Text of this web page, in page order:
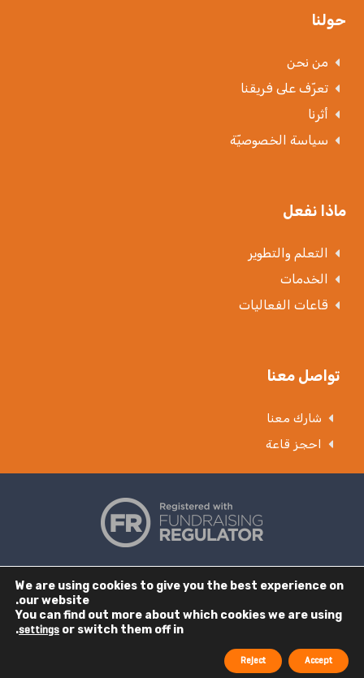
حولنا
من نحن
تعرّف على فريقنا
أثرنا
سياسة الخصوصيّة
ماذا نفعل
التعلم والتطوير
الخدمات
قاعات الفعاليات
تواصل معنا
شارك معنا
احجز قاعة
التسجيل في OSCR: SC042020. المقر الرئيسي: 19 ريا ستريت ساوث، ديغبيث،
برمنغهام، B5 6LB، المملكة المتحدة. إخلاء المسؤولية: لا تتبع الإغاثة الإسلامية
أي مواقع ويب خارجية. الإغاثة الإسلامية غير مسؤولة عن محتوى مواقع الإنترنت
الخارجية، وأي روابط من مواقع الويب الخارجية إلى هذا الموقع لا تشكل تأييدًا
We are using cookies to give you the best experience on
our website.
You can find out more about which cookies we are using
or switch them off in
settings
.
Accept
Reject